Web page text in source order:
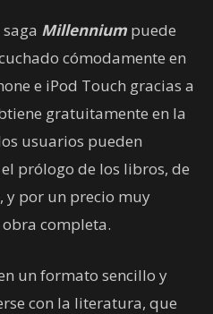
Millennium puede
cómodamente en
e iPod Touch gracias a
gratuitamente en la
usuarios pueden
prólogo de los libros, de
y por un precio muy
completa.
un formato sencillo y
con la literatura, que